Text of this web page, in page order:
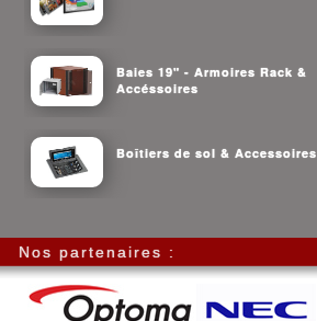
Baies 19" - Armoires Rack &
Accéssoires
Boîtiers de sol & Accessoires
Nos partenaires :